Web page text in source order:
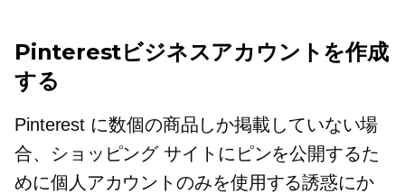
Pinterestビジネスアカウントを作成
する
Pinterest に数個の商品しか掲載していない場
合、ショッピング サイトにピンを公開するた
めに個人アカウントのみを使用する誘惑にか